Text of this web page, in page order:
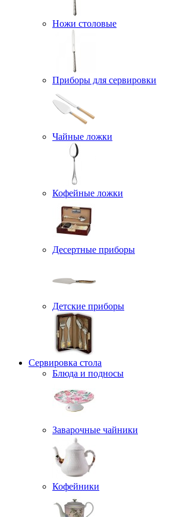
Ножи столовые
Приборы для сервировки
Чайные ложки
Кофейные ложки
Десертные приборы
Детские приборы
Сервировка стола
Блюда и подносы
Заварочные чайники
Кофейники